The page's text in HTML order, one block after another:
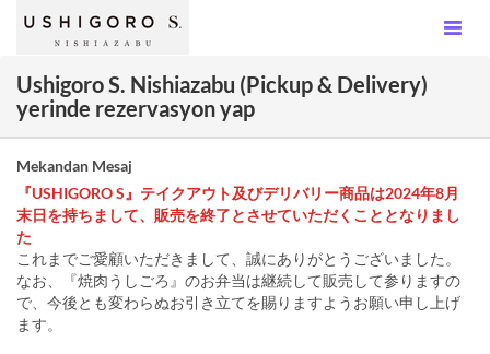
Ushigoro S. Nishiazabu (Pickup & Delivery)
yerinde rezervasyon yap
Mekandan Mesaj
『USHIGORO S』テイクアウト及びデリバリー商品は2024年8月
末日を持ちまして、販売を終了とさせていただくこととなりまし
た
これまでご愛顧いただきまして、誠にありがとうございました。
なお、『焼肉うしごろ』のお弁当は継続して販売して参りますの
で、今後とも変わらぬお引き立てを賜りますようお願い申し上げ
ます。